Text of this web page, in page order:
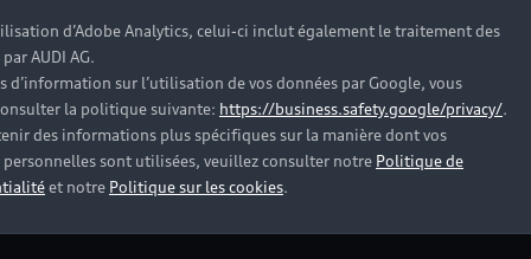
d’Adobe Analytics, celui-ci inclut également le traitement des
AUDI AG.
d’information sur l’utilisation de vos données par Google, vous
la politique suivante: https://business.safety.google/privacy/.
des informations plus spécifiques sur la manière dont vos
personnelles sont utilisées, veuillez consulter notre Politique de
et notre Politique sur les cookies.